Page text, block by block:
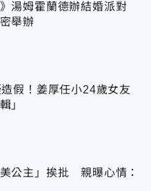
湯姆霍蘭德辦結婚派對
舉辦
造假！姜厚任小24歲女友
」
公主」挨批 親曝心情：